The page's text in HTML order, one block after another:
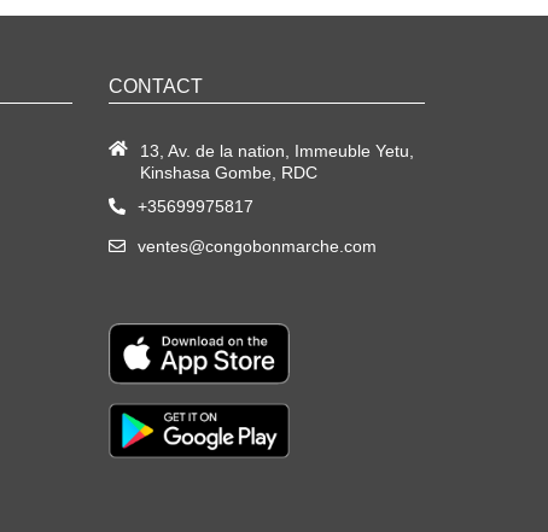
CONTACT
13, Av. de la nation, Immeuble Yetu,
Kinshasa Gombe, RDC
+35699975817
ventes@congobonmarche.com